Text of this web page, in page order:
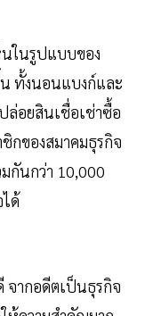
นในรูปแบบของ
ทั้งนอนแบงก์และ
อยสินเชื่อเช่าซื้อ
กของสมาคมธุรกิจ
กันกว่า 10,000
ด้
จากอดีตเป็นธุรกิจ